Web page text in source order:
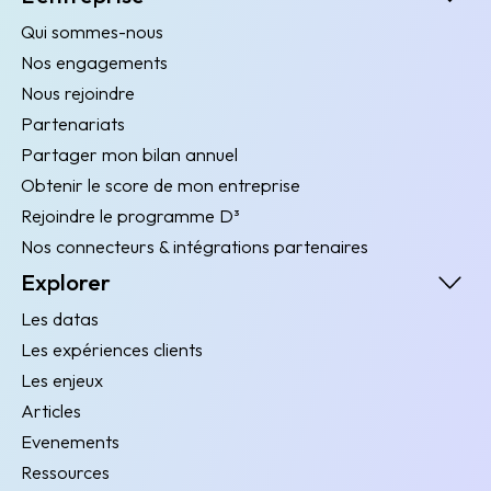
Qui sommes-nous
Nos engagements
Nous rejoindre
Partenariats
Partager mon bilan annuel
Obtenir le score de mon entreprise
Rejoindre le programme D³
Nos connecteurs & intégrations partenaires
Explorer
Les datas
Les expériences clients
Les enjeux
Articles
Evenements
Ressources